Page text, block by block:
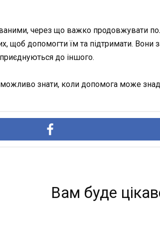
через що важко продовжувати
щоб допомогти їм та підтримати. Вони
до іншого.
знати, коли допомога може
Вам буде